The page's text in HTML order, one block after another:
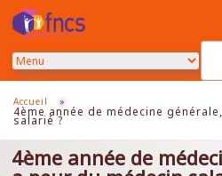
contenu
Accueil »
4ème année de médecine
salarié ?
4ème année de